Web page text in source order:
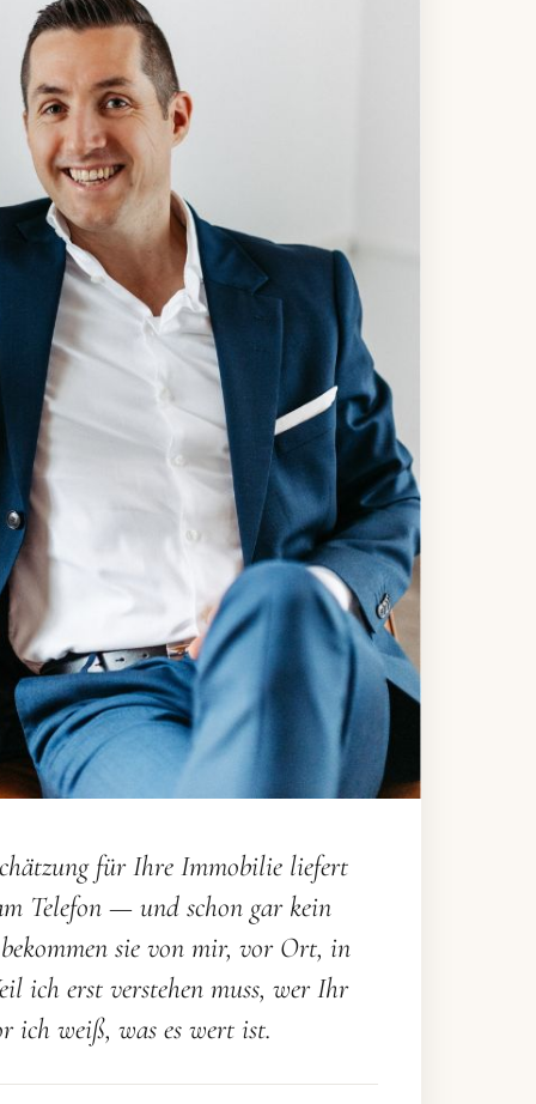
für Ihre Immobilie liefert
Telefon — und schon gar kein
sie von mir, vor Ort, in
ich erst verstehen muss, wer Ihr
ich weiß, was es wert ist.